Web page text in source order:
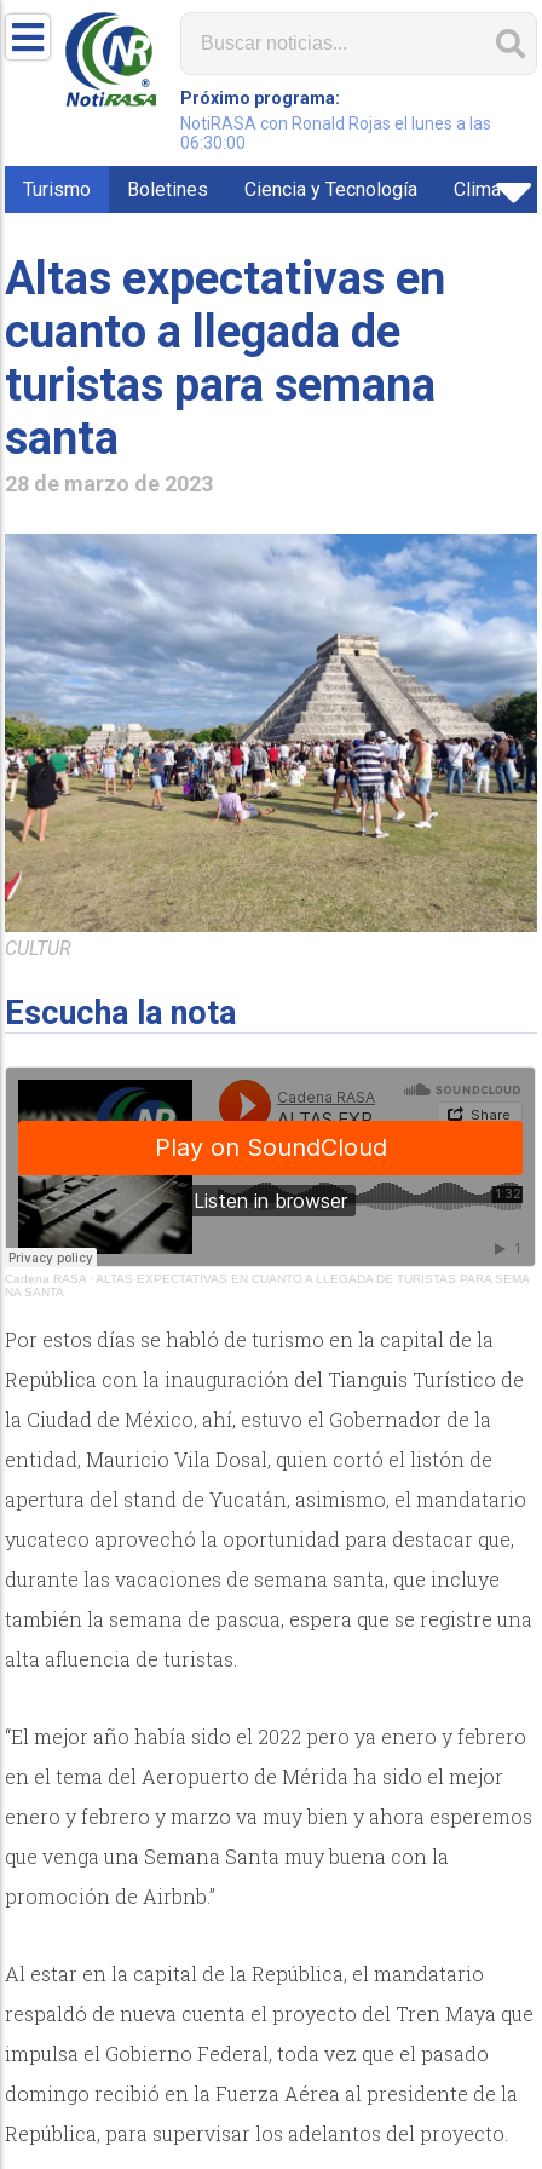
Próximo programa:
NotiRASA con Ronald Rojas el lunes a las
06:30:00
Turismo Boletines Ciencia y Tecnología Clima
Altas expectativas en
cuanto a llegada de
turistas para semana
santa
28 de marzo de 2023
CULTUR
Escucha la nota
Cadena RASA · ALTAS EXPECTATIVAS EN CUANTO A LLEGADA DE TURISTAS PARA SEMA
NA SANTA
Por estos días se habló de turismo en la capital de la
República con la inauguración del Tianguis Turístico de
la Ciudad de México, ahí, estuvo el Gobernador de la
entidad, Mauricio Vila Dosal, quien cortó el listón de
apertura del stand de Yucatán, asimismo, el mandatario
yucateco aprovechó la oportunidad para destacar que,
durante las vacaciones de semana santa, que incluye
también la semana de pascua, espera que se registre una
alta afluencia de turistas.
“El mejor año había sido el 2022 pero ya enero y febrero
en el tema del Aeropuerto de Mérida ha sido el mejor
enero y febrero y marzo va muy bien y ahora esperemos
que venga una Semana Santa muy buena con la
promoción de Airbnb.”
Al estar en la capital de la República, el mandatario
respaldó de nueva cuenta el proyecto del Tren Maya que
impulsa el Gobierno Federal, toda vez que el pasado
domingo recibió en la Fuerza Aérea al presidente de la
República, para supervisar los adelantos del proyecto.